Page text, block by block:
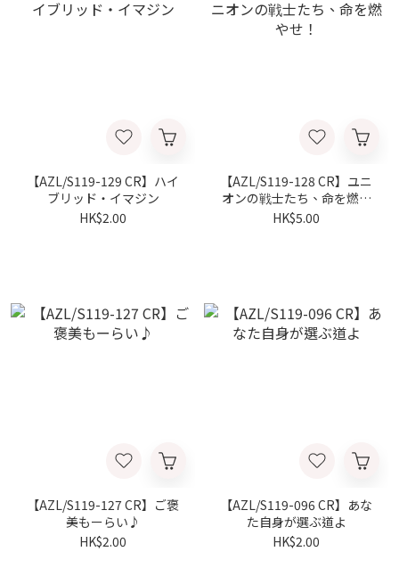
【AZL/S119-129 CR】ハイ
ブリッド・イマジン
HK$2.00
【AZL/S119-128 CR】ユニ
オンの戦士たち、命を燃や
せ！
HK$5.00
【AZL/S119-127 CR】ご褒
美もーらい♪
HK$2.00
【AZL/S119-096 CR】あな
た自身が選ぶ道よ
HK$2.00